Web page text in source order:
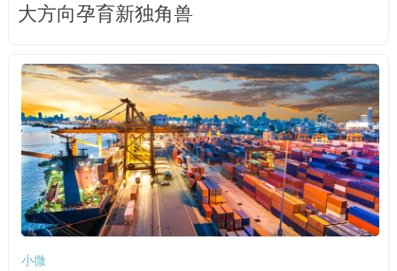
大方向孕育新独角兽
小微